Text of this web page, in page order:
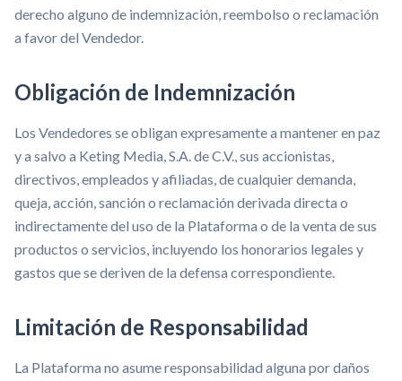
derecho alguno de indemnización, reembolso o reclamación
a favor del Vendedor.
Obligación de Indemnización
Los Vendedores se obligan expresamente a mantener en paz
y a salvo a Keting Media, S.A. de C.V., sus accionistas,
directivos, empleados y afiliadas, de cualquier demanda,
queja, acción, sanción o reclamación derivada directa o
indirectamente del uso de la Plataforma o de la venta de sus
productos o servicios, incluyendo los honorarios legales y
gastos que se deriven de la defensa correspondiente.
Limitación de Responsabilidad
La Plataforma no asume responsabilidad alguna por daños